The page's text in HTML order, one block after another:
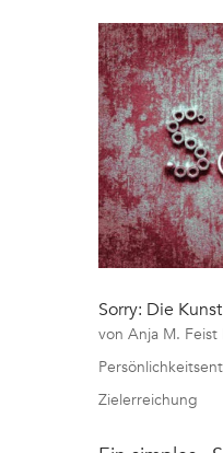
Sorry: Die
von Anja M. Feist|
Zielerreichung